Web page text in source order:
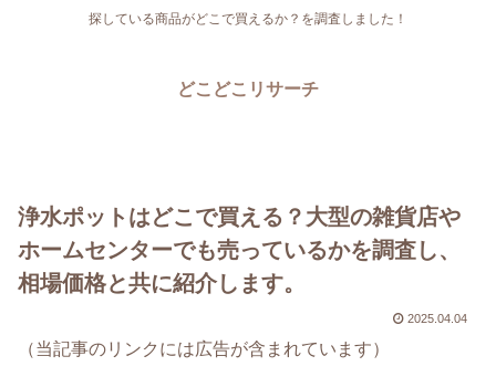
探している商品がどこで買えるか？を調査しました！
どこどこリサーチ
浄水ポットはどこで買える？大型の雑貨店や
ホームセンターでも売っているかを調査し、
相場価格と共に紹介します。
2025.04.04
（当記事のリンクには広告が含まれています）